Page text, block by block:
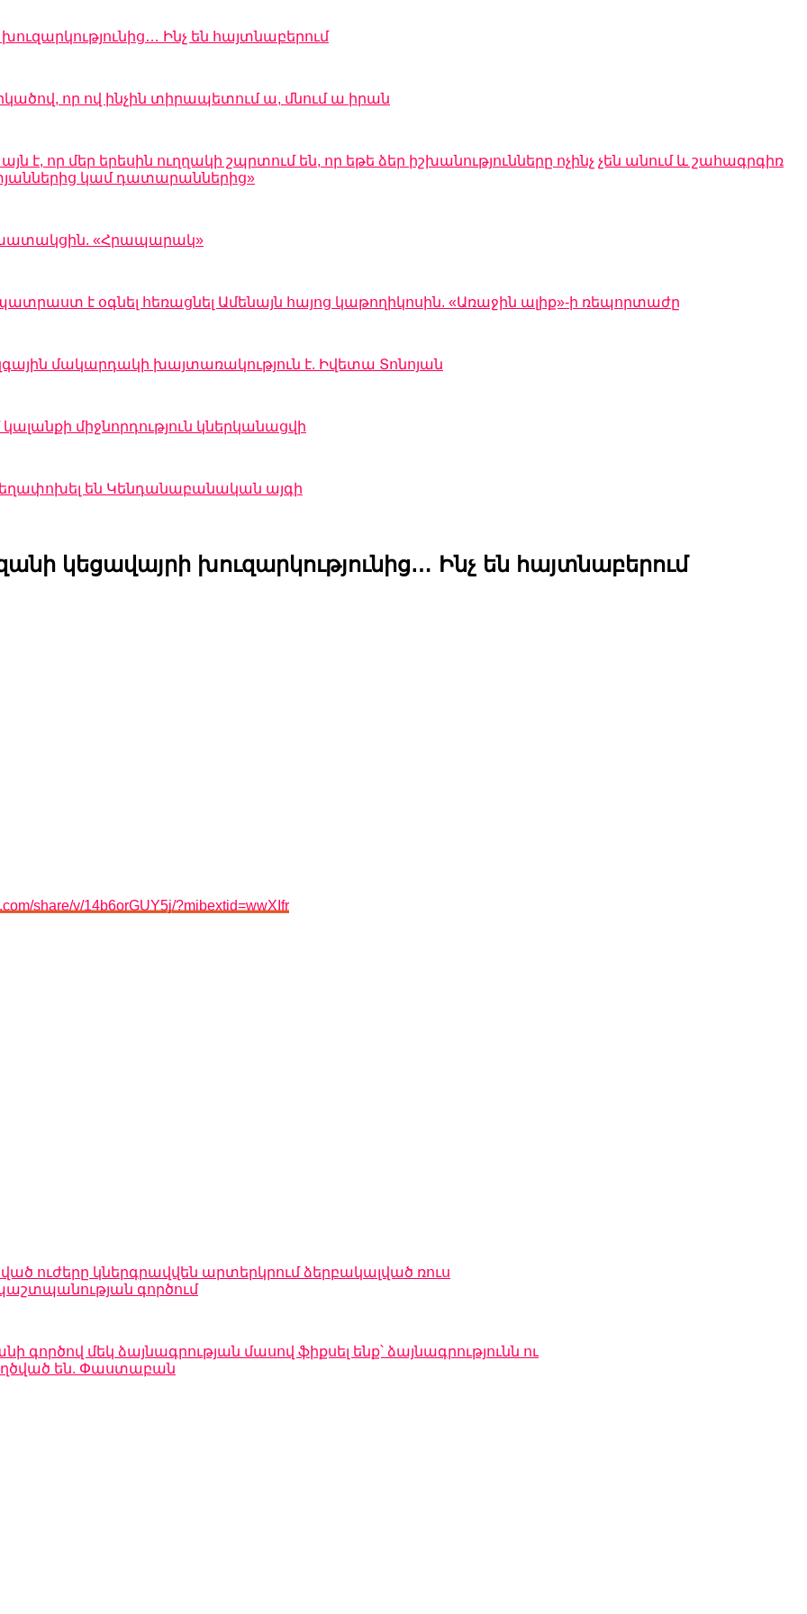
Ինչ են հայտնաբերում
որ ով ինչին տիրապետում ա, մնում ա իրան
որ մեր երեսին ուղղակի շպրտում են, որ եթե ձեր իշխանությունները ոչինչ չեն անում և շահագրգիռ
կամ դատարաններից»
«Հրապարակ»
է օգնել հեռացնել Ամենայն հայոց կաթողիկոսին. «Առաջին ալիք»-ի ռեպորտաժը
մակարդակի խայտառակություն է. Իվետա Տոնոյան
միջնորդություն կներկանացվի
են Կենդանաբանական այգի
կեցավայրի խուզարկությունից… Ինչ են հայտնաբերում
share/v/14b6orGUY5j/?mibextid=wwXIfr
ուժերը կներգրավվեն արտերկրում ձերբակալված ռուս
գործում
մեկ ձայնագրության մասով ֆիքսել ենք՝ ձայնագրությունն ու
են. Փաստաբան